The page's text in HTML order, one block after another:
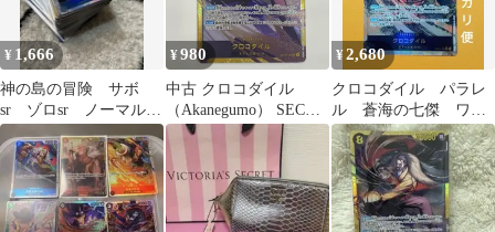
¥ 1,666
神の島の冒険 サボ
sr ゾロsr ノーマル
レア まとめ売り
1box分 ドン
¥980
中古 クロコダイル
（Akanegumo） SEC
OP14-120
¥2,680
クロコダイル パラレ
ル 蒼海の七傑 ワン
ピースカード 七武
海 シークレット